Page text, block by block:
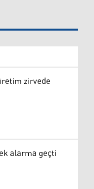
zirvede
alarma geçti